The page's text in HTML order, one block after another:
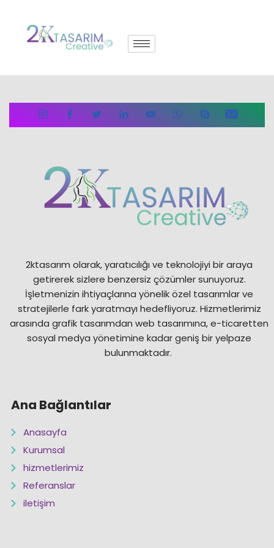
İçeriğe
2ktasarım olarak, yaratıcılığı ve teknolojiyi bir araya
getirerek sizlere benzersiz çözümler sunuyoruz.
İşletmenizin ihtiyaçlarına yönelik özel tasarımlar ve
stratejilerle fark yaratmayı hedefliyoruz. Hizmetlerimiz
arasında grafik tasarımdan web tasarımına, e-ticaretten
sosyal medya yönetimine kadar geniş bir yelpaze
bulunmaktadır.
Ana Bağlantılar
Anasayfa
Kurumsal
hizmetlerimiz
Referanslar
iletişim